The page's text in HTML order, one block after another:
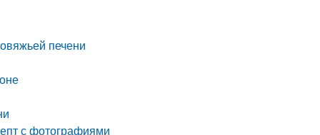
печени
с фотографиями